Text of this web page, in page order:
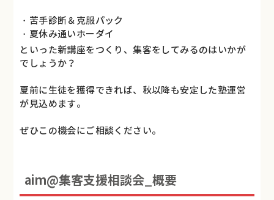
・苦手診断＆克服パック
・夏休み通いホーダイ
といった新講座をつくり、集客をしてみるのはいかが
でしょうか？
夏前に生徒を獲得できれば、秋以降も安定した塾運営
が見込めます。
ぜひこの機会にご相談ください。
aim@集客支援相談会_概要